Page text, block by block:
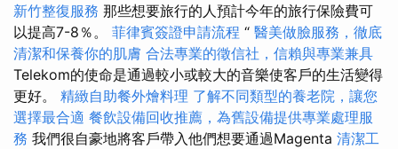
新竹整復服務 那些想要旅行的人預計今年的旅行保險費可
以提高7-8％。 菲律賓簽證申請流程 “ 醫美做臉服務，徹底
清潔和保養你的肌膚 合法專業的徵信社，信賴與專業兼具
Telekom的使命是通過較小或較大的音樂使客戶的生活變得
更好。 精緻自助餐外燴料理 了解不同類型的養老院，讓您
選擇最合適 餐飲設備回收推薦，為舊設備提供專業處理服
務 我們很自豪地將客戶帶入他們想要通過Magenta 清潔工